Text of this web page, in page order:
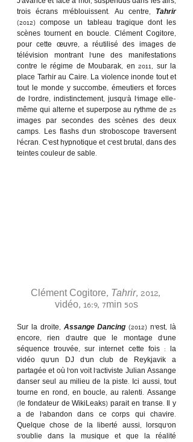
J’avance et face à moi, suspendus dans les airs,
trois écrans m’éblouissent. Au centre,
Tahrir
(2012) compose un tableau tragique dont les
scènes tournent en boucle. Clément Cogitore,
pour cette œuvre, a réutilisé des images de
télévision montrant l’une des manifestations
contre le régime de Moubarak, en 2011, sur la
place Tarhir au Caire. La violence inonde tout et
tout le monde y succombe, émeutiers et forces
de l’ordre, indistinctement, jusqu’à l’image elle-
même qui alterne et superpose au rythme de 25
images par secondes des scènes des deux
camps. Les flashs d’un stroboscope traversent
l’écran. C’est hypnotique et c’est brutal, dans des
teintes couleur de sable.
Clément Cogitore, Tahrir, 2012,
vidéo, 16:9, 7min 50s
Sur la droite, Assange Dancing (2012) n’est, là
encore, rien d’autre que le montage d’une
séquence trouvée, sur internet cette fois : la
vidéo qu’un DJ d’un club de Reykjavik a
partagée et où l’on voit l’activiste Julian Assange
danser seul au milieu de la piste. Ici aussi, tout
tourne en rond, en boucle, au ralenti. Assange
(le fondateur de WikiLeaks) parait en transe. Il y
a de l’abandon dans ce corps qui chavire.
Quelque chose de la liberté aussi, lorsqu’on
s’oublie dans la musique et que la réalité